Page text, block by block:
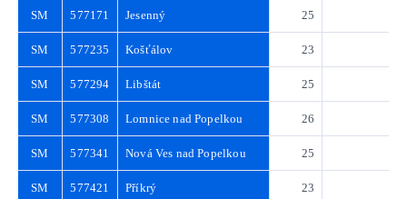
SM 577171 Jesenný 25
SM 577235 Košťálov 23
SM 577294 Libštát 25
SM 577308 Lomnice nad Popelkou 26
SM 577341 Nová Ves nad Popelkou 25
SM 577421 Příkrý 23